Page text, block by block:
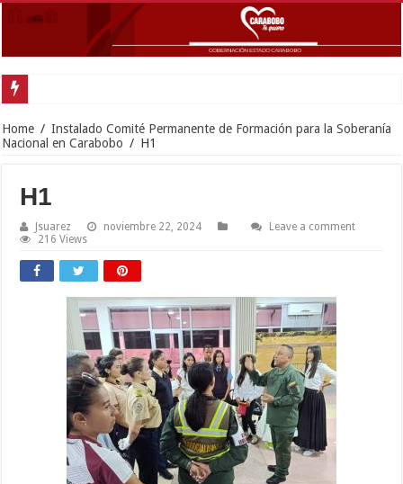
Home / Instalado Comité Permanente de Formación para la Soberanía
Nacional en Carabobo / H1
H1
Jsuarez noviembre 22, 2024
Leave a comment
216 Views